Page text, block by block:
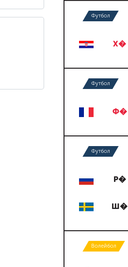
Футбол
Х�
Футбол
Ф�
Футбол
Р�
Ш�
Волейбол